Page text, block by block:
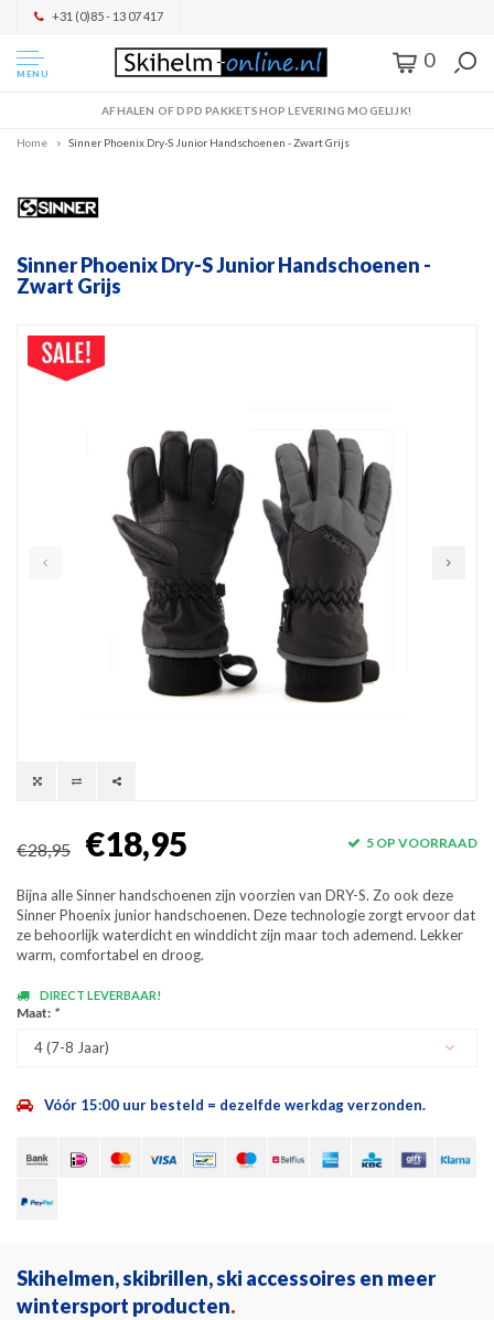
+31 (0)85 - 13 07 417
MENU
0
AFHALEN OF DPD PAKKETSHOP LEVERING MOGELIJK!
Home Sinner Phoenix Dry-S Junior Handschoenen - Zwart Grijs
Sinner Phoenix Dry-S Junior Handschoenen -
Zwart Grijs
€28,95 €18,95 5 OP VOORRAAD
Bijna alle Sinner handschoenen zijn voorzien van DRY-S. Zo ook deze
Sinner Phoenix junior handschoenen. Deze technologie zorgt ervoor dat
ze behoorlijk waterdicht en winddicht zijn maar toch ademend. Lekker
warm, comfortabel en droog.
DIRECT LEVERBAAR!
Maat: *
4 (7-8 Jaar)
Vóór 15:00 uur besteld = dezelfde werkdag verzonden.
Skihelmen, skibrillen, ski accessoires en meer
wintersport producten.